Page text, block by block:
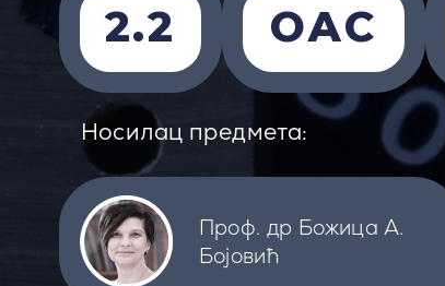
2.2 ОАС
Носилац предмета:
Проф. др Божица А.
Бојовић